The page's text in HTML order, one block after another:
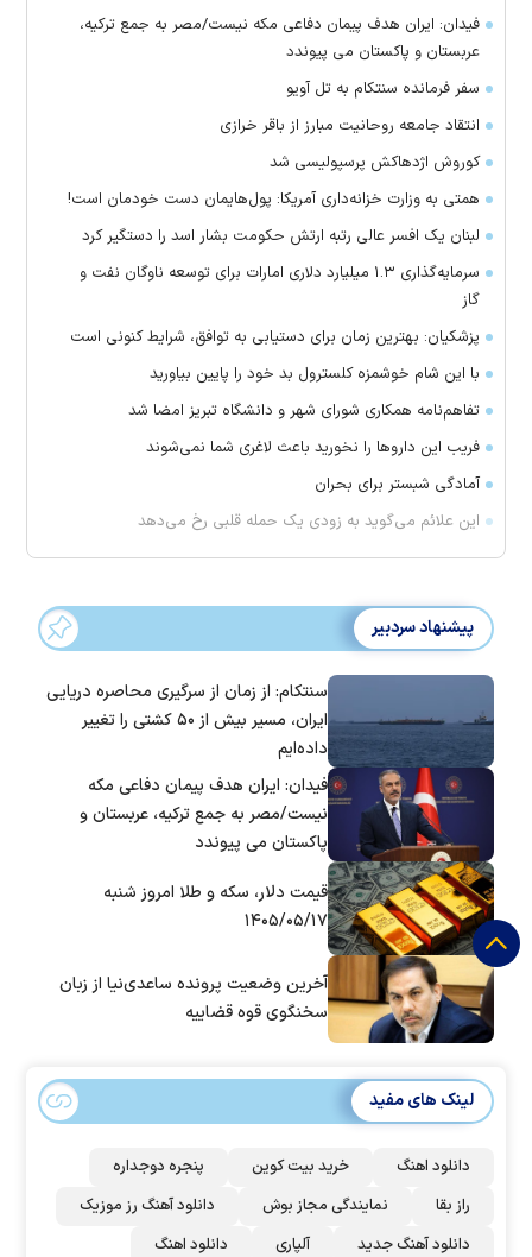
فیدان: ایران هدف پیمان دفاعی مکه نیست/مصر به جمع ترکیه،
عربستان و پاکستان می پیوندد
سفر فرمانده سنتکام به تل آویو
انتقاد جامعه روحانیت مبارز از باقر خرازی
کوروش اژدهاکش پرسپولیسی شد
همتی به وزارت خزانه‌داری آمریکا: پول‌هایمان دست خودمان است!
لبنان یک افسر عالی رتبه ارتش حکومت بشار اسد را دستگیر کرد
سرمایه‌گذاری ۱.۳ میلیارد دلاری امارات برای توسعه ناوگان نفت و
گاز
پزشکیان: بهترین زمان برای دستیابی به توافق، شرایط کنونی است
با این شام خوشمزه کلسترول بد خود را پایین بیاورید
تفاهم‌نامه همکاری شورای شهر و دانشگاه تبریز امضا شد
فریب این دارو‌ها را نخورید باعث لاغری شما نمی‌شوند
آمادگی شبستر برای بحران
این علائم می‌گوید به زودی یک حمله قلبی رخ می‌دهد
پیشنهاد سردبیر
سنتکام: از زمان از سرگیری محاصره دریایی
ایران، مسیر بیش از ۵۰ کشتی را تغییر
داده‌ایم
فیدان: ایران هدف پیمان دفاعی مکه
نیست/مصر به جمع ترکیه، عربستان و
پاکستان می پیوندد
قیمت دلار، سکه و طلا امروز شنبه
۱۴۰۵/۰۵/۱۷
آخرین وضعیت پرونده ساعدی‌نیا از زبان
سخنگوی قوه قضاییه
لینک های مفید
دانلود اهنگ خرید بیت کوین
پنجره دوجداره
راز بقا
نمایندگی مجاز بوش
دانلود آهنگ رز‌ موزیک
دانلود آهنگ جدید
آلپاری دانلود اهنگ